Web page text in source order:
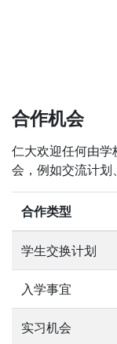
合作机会
仁大欢迎任何由
会，例如交流计划
合作类型
学生交换计划
入学事宜
实习机会